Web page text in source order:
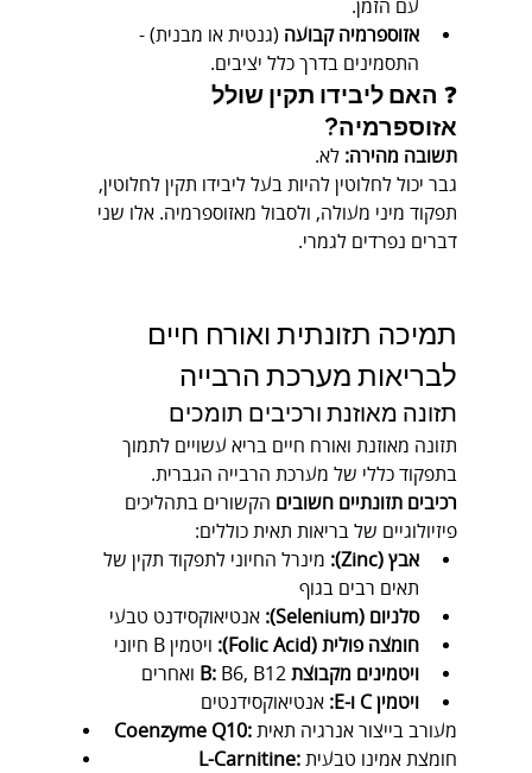
עם הזמן.
אזוספרמיה קבועה (גנטית או מבנית) -
התסמינים בדרך כלל יציבים.
❓ האם ליבידו תקין שולל
אזוספרמיה?
תשובה מהירה: לא.
גבר יכול לחלוטין להיות בעל ליבידו תקין לחלוטין,
תפקוד מיני מעולה, ולסבול מאזוספרמיה. אלו שני
דברים נפרדים לגמרי.
תמיכה תזונתית ואורח חיים
לבריאות מערכת הרבייה
תזונה מאוזנת ורכיבים תומכים
תזונה מאוזנת ואורח חיים בריא עשויים לתמוך
בתפקוד כללי של מערכת הרבייה הגברית.
רכיבים תזונתיים חשובים הקשורים בתהליכים
פיזיולוגיים של בריאות תאית כוללים:
אבץ (Zinc):
מינרל החיוני לתפקוד תקין של
תאים רבים בגוף
סלניום (Selenium):
אנטיאוקסידנט טבעי
חומצה פולית (Folic Acid):
ויטמין B חיוני
ויטמינים מקבוצת B: B6, B12 ואחרים
ויטמין C ו-E:
אנטיאוקסידנטים
Coenzyme Q10: מעורב בייצור אנרגיה תאית
L-Carnitine: חומצת אמינו טבעית